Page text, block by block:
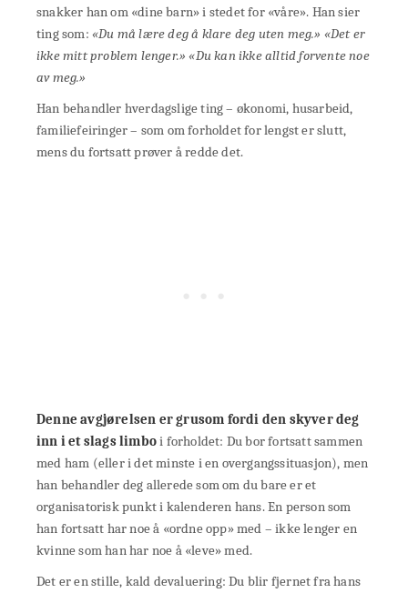
snakker han om «dine barn» i stedet for «våre». Han sier
ting som:«Du må lære deg å klare deg uten meg.» «Det er
ikke mitt problem lenger.» «Du kan ikke alltid forvente noe
av meg.»
Han behandler hverdagslige ting – økonomi, husarbeid,
familiefeiringer – som om forholdet for lengst er slutt,
mens du fortsatt prøver å redde det.
Denne avgjørelsen er grusom fordi den skyver deg
inn i et slags limboi forholdet: Du bor fortsatt sammen
med ham (eller i det minste i en overgangssituasjon), men
han behandler deg allerede som om du bare er et
organisatorisk punkt i kalenderen hans. En person som
han fortsatt har noe å «ordne opp» med – ikke lenger en
kvinne som han har noe å «leve» med.
Det er en stille, kald devaluering: Du blir fjernet fra hans